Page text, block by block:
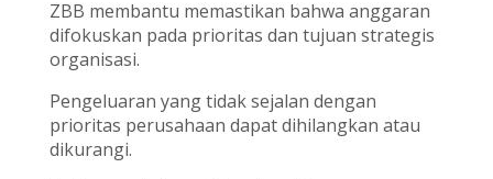
ZBB membantu memastikan bahwa anggaran
difokuskan pada prioritas dan tujuan strategis
organisasi.
Pengeluaran yang tidak sejalan dengan
prioritas perusahaan dapat dihilangkan atau
dikurangi.